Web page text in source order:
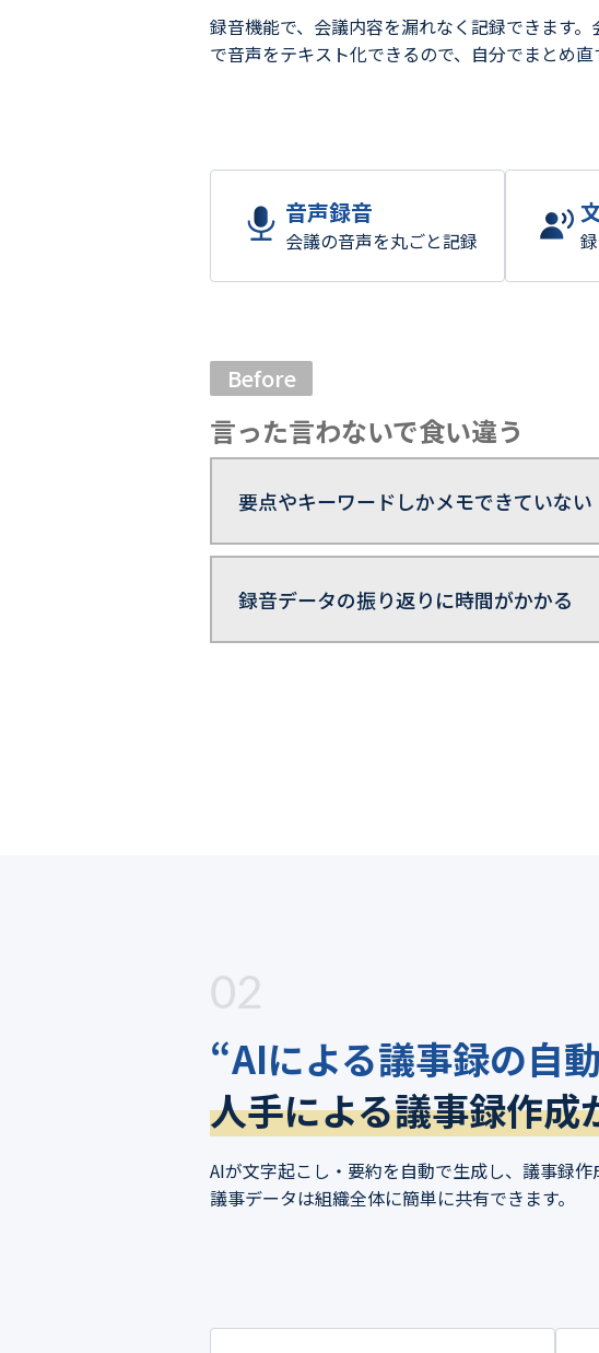
録音機能で、会議内容を漏れなく記録できます
で音声をテキスト化できるので、自分でまとめ直
音声録音
会議の音声を丸ごと記録
Before
言った言わないで食い違う
要点やキーワードしかメモできていない
録音データの振り返りに時間がかかる
02
“AIによる議事録の自
人手による議事録作成
AIが文字起こし・要約を自動で生成し、議事録作
議事データは組織全体に簡単に共有できます。